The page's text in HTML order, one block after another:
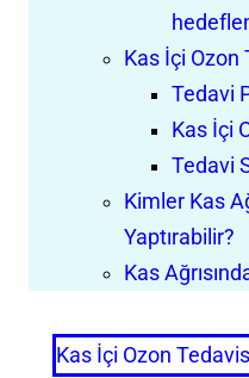
Kas İçi Ozon
Tedavi
Kas İçi
Tedavi
Kimler Kas
Yaptırabilir?
Kas
Kas İçi Ozon